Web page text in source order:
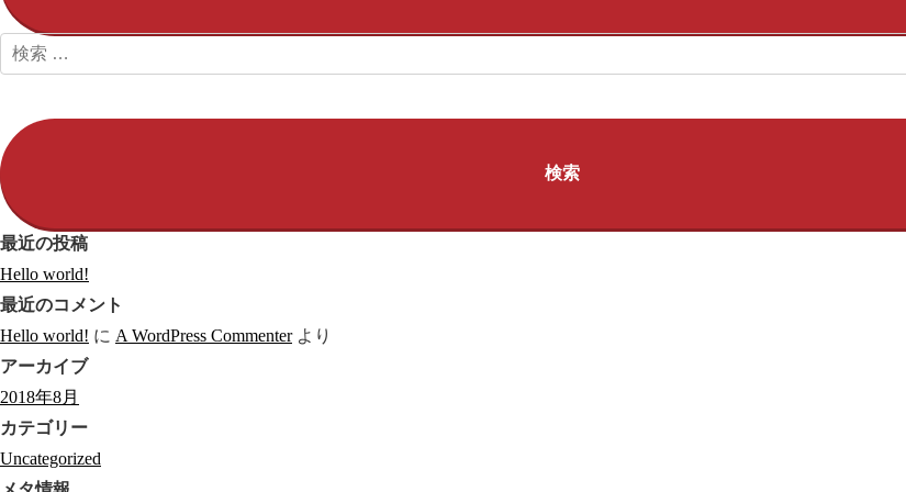
検
索:
最近の投稿
Hello world!
最近のコメント
Hello world! に A WordPress Commenterより
アーカイブ
2018年8月
カテゴリー
Uncategorized